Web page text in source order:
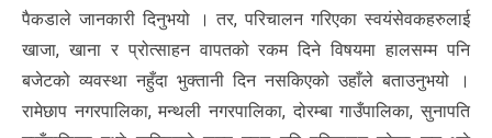
पैकडाले जानकारी दिनुभयो । तर, परिचालन गरिएका स्वयंसेवकहरुलाई
खाजा, खाना र प्रोत्साहन वापतको रकम दिने विषयमा हालसम्म पनि
बजेटको व्यवस्था नहुँदा भुक्तानी दिन नसकिएको उहाँले बताउनुभयो ।
रामेछाप नगरपालिका, मन्थली नगरपालिका, दोरम्बा गाउँपालिका, सुनापति